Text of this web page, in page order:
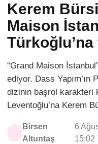
Kerem
Maison
“Grand Maison
ediyor. Dass Yapım’ın
dizinin başrol karakteri
Leventoğlu’na Kerem
Birsen
Altuntaş
6
15:02